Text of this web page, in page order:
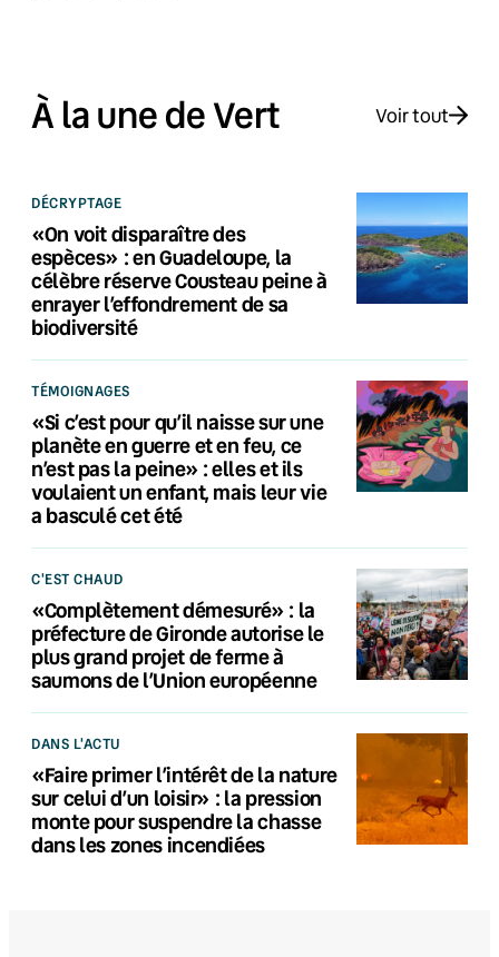
À la une de Vert Voir tout
DÉCRYPTAGE
«On voit disparaître des
espèces» : en Guadeloupe, la
célèbre réserve Cousteau peine à
enrayer l’effondrement de sa
biodiversité
TÉMOIGNAGES
«Si c’est pour qu’il naisse sur une
planète en guerre et en feu, ce
n’est pas la peine» : elles et ils
voulaient un enfant, mais leur vie
a basculé cet été
C'EST CHAUD
«Complètement démesuré» : la
préfecture de Gironde autorise le
plus grand projet de ferme à
saumons de l’Union européenne
DANS L'ACTU
«Faire primer l’intérêt de la nature
sur celui d’un loisir» : la pression
monte pour suspendre la chasse
dans les zones incendiées